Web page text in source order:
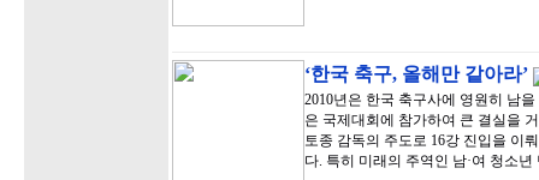
‘한국 축구, 올해만 같아라’
2010년은 한국 축구사에 영원히 남
은 국제대회에 참가하여 큰 결실을
토종 감독의 주도로 16강 진입을 이
다. 특히 미래의 주역인 남·여 청소